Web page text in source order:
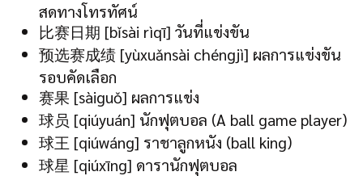
สดทางโทรทัศน์
比赛日期 [bǐsài rìqī] วันที่แข่งขัน
预选赛成绩 [yùxuǎnsài chéngjì] ผลการแข่งขัน
รอบคัดเลือก
赛果 [sàiguǒ] ผลการแข่ง
球员 [qiúyuán] นักฟุตบอล (A ball game player)
球王 [qiúwáng] ราชาลูกหนัง (ball king)
球星 [qiúxīng] ดารานักฟุตบอล